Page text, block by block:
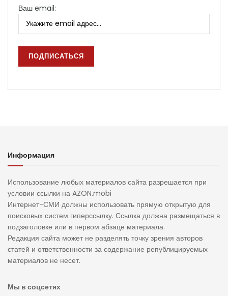
Ваш email:
Информация
Использование любых материалов сайта разрешается при
условии ссылки на AZON.mobi
Интернет-СМИ должны использовать прямую открытую для
поисковых систем гиперссылку. Ссылка должна размещаться в
подзаголовке или в первом абзаце материала.
Редакция сайта может не разделять точку зрения авторов
статей и ответственности за содержание републицируемых
материалов не несет.
Мы в соцсетях